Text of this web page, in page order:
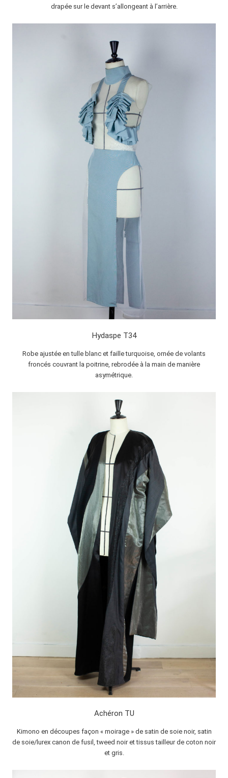
drapée sur le devant s’allongeant à l’arrière.
Hydaspe T34
Robe ajustée en tulle blanc et faille turquoise, ornée de volants
froncés couvrant la poitrine, rebrodée à la main de manière
asymétrique.
Achéron TU
Kimono en découpes façon « moirage » de satin de soie noir, satin
de soie/lurex canon de fusil, tweed noir et tissus tailleur de coton noir
et gris.